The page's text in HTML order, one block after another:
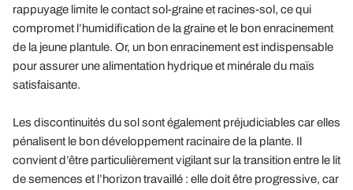
rappuyage limite le contact sol-graine et racines-sol, ce qui
compromet l’humidification de la graine et le bon enracinement
de la jeune plantule. Or, un bon enracinement est indispensable
pour assurer une alimentation hydrique et minérale du maïs
satisfaisante.
Les discontinuités du sol sont également préjudiciables car elles
pénalisent le bon développement racinaire de la plante. Il
convient d’être particulièrement vigilant sur la transition entre le lit
de semences et l’horizon travaillé : elle doit être progressive, car